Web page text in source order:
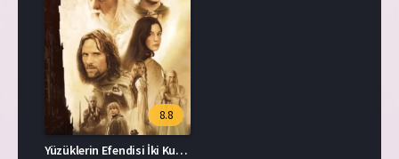
8.8
Yüzüklerin Efendisi İki Kule Türkçe Dublaj İzle